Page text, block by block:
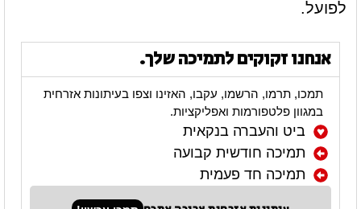
לפועל.
אנחנו זקוקים לתמיכה שלך.
תמכו, תרמו, הרשמו, עקבו, האזינו וצפו בעיתונות אזרחית
במגוון פלטפורמות ואפליקציות.
ביט והעברה בנקאית
תמיכה חודשית קבועה
תמיכה חד פעמית